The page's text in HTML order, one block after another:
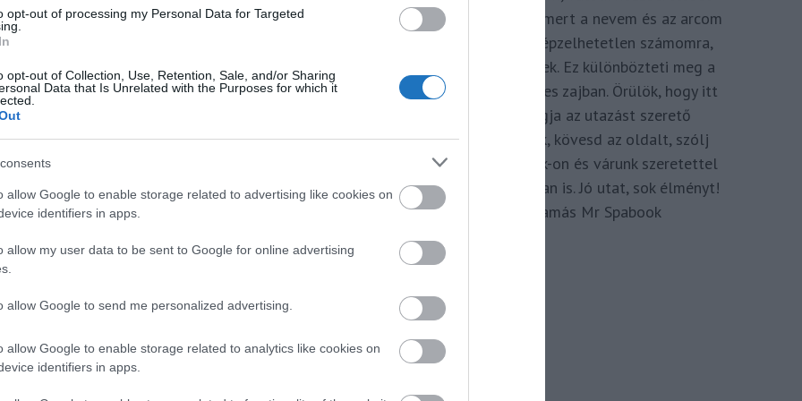
opt-out of processing my Personal Data for Targeted
opt-out of Collection, Use, Retention, Sale, and/or Sharing
Data that Is Unrelated with the Purposes for which it
allow Google to enable storage related to advertising like cookies on
identifiers in apps.
allow my user data to be sent to Google for online advertising
allow Google to send me personalized advertising.
allow Google to enable storage related to analytics like cookies on
identifiers in apps.
és a szociális
hogy a repülőtér egészségügyi
legyen. Kiemelten fontos volt
átadjuk a repülőtéri COVID
tesztelési lehetőséget kínálva
hazaérkező utasokra.”
ki, a szűrések elvégzésére pedig tender útján
Universal Medical Hub egészségügyi
kiszolgálást ígér.
megkomponálva, mert a nevem és az arcom
adom hozzá. Elképzelhetetlen számomra,
hogy ne így tegyek. Ez különbözteti meg a
Spabook-ot a netes zajban. Örülök, hogy itt
vagy, légy tagja az utazást szerető
Közösségünknek, kövesd az oldalt, szólj
hozzá a Facebook-on és várunk szeretettel
zárt csoportunkban is. Jó utat, sok élményt!
Kassay Tamás Mr Spabook